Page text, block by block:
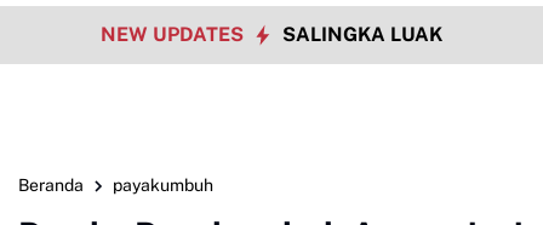
NEW UPDATES SALINGKA LUAK
Beranda payakumbuh